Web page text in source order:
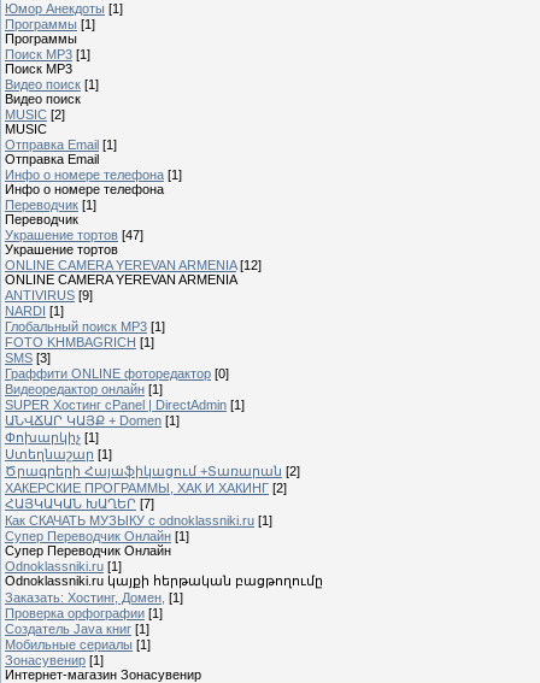
Юмор Анекдоты [1]
Программы [1]
Программы
Поиск MP3 [1]
Поиск MP3
Видео поиск [1]
Видео поиск
MUSIC [2]
MUSIC
Отправка Email [1]
Отправка Email
Инфо о номере телефона [1]
Инфо о номере телефона
Переводчик [1]
Переводчик
Украшение тортов [47]
Украшение тортов
ONLINE CAMERA YEREVAN ARMENIA [12]
ONLINE CAMERA YEREVAN ARMENIA
ANTIVIRUS [9]
NARDI [1]
Глобальный поиск MP3 [1]
FOTO KHMBAGRICH [1]
SMS [3]
Граффити ONLINE фоторедактор [0]
Видеоредактор онлайн [1]
SUPER Xостинг cPanel | DirectAdmin [1]
ԱՆՎՃԱՐ ԿԱՅՔ + Domen [1]
Փոխարկիչ [1]
Ստեղնաշար [1]
Ծրագրերի Հայաֆիկացում +Տառարան [2]
ХАКЕРСКИЕ ПРОГРАММЫ, ХАК И ХАКИНГ [2]
ՀԱՅԿԱԿԱՆ ԽԱՂԵՐ [7]
Как СКАЧАТЬ МУЗЫКУ с odnoklassniki.ru [1]
Cупер Переводчик Oнлайн [1]
Cупер Переводчик Oнлайн
Odnoklassniki.ru [1]
Odnoklassniki.ru կայքի հերթական բացթողումը
Заказать: Хостинг, Домен, [1]
Проверка орфографии [1]
Создатель Java книг [1]
Мобильные сериалы [1]
Зонасувенир [1]
Интернет-магазин Зонасувенир